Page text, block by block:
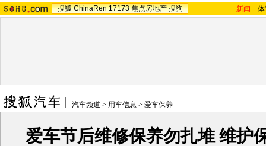
搜狐 ChinaRen 17173 焦点房地产 搜狗 新闻 -
汽车频道 > 用车信息 > 爱车保养
爱车节后维修保养勿扎堆 维护